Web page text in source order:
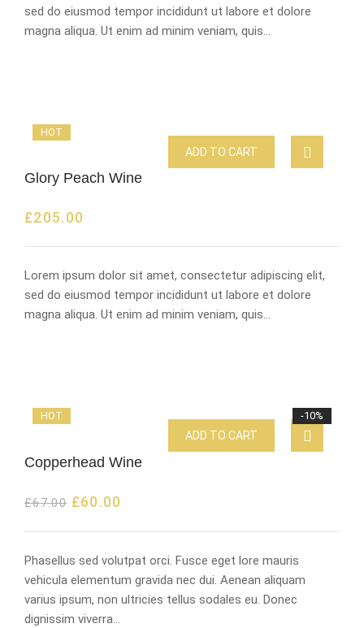
sed do eiusmod tempor incididunt ut labore et dolore
magna aliqua. Ut enim ad minim veniam, quis…
HOT
Glory Peach Wine
£205.00
ADD TO CART
Lorem ipsum dolor sit amet, consectetur adipiscing elit,
sed do eiusmod tempor incididunt ut labore et dolore
magna aliqua. Ut enim ad minim veniam, quis…
-10%
HOT
Copperhead Wine
£67.00 £60.00
ADD TO CART
Phasellus sed volutpat orci. Fusce eget lore mauris
vehicula elementum gravida nec dui. Aenean aliquam
varius ipsum, non ultricies tellus sodales eu. Donec
dignissim viverra…